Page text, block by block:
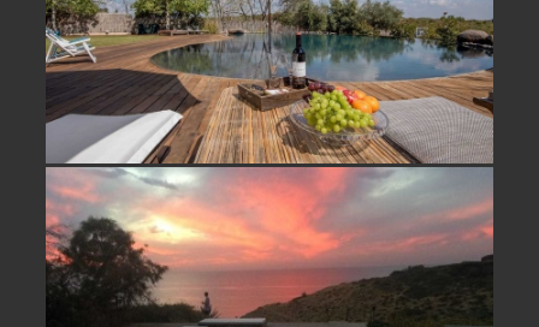
וילה למכירה קו ראשון לים בארסוף –
לא אקטואלי